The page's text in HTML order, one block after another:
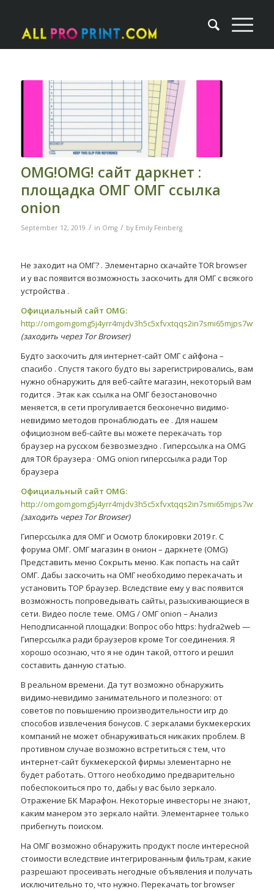
OMG!OMG! сайт даркнет :
площадка ОМГ ОМГ ссылка
onion
September 12, 2019 / in Omg / by Emily Feinberg
Не заходит на ОМГ? . Элементарно скачайте TOR browser
и у вас появится возможность заскочить для ОМГ с всякого
устройства .
Официальный сайт OMG:
http://
(заходить через Tor Browser)
Будто заскочить для интернет-сайт ОМГ с айфона –
спасибо . Спустя такого будто вы зарегистрировались, вам
нужно обнаружить для веб-сайте магазин, некоторый вам
годится . Этак как ссылка на ОМГ безостановочно
меняется, в сети прогуливается бесконечно видимо-
невидимо методов пронаблюдать ее . Для нашем
официозном веб-сайте вы можете перекачать тор
браузер на русском безвозмездно . Гиперссылка на OMG
для TOR браузера · OMG onion гиперссылка ради Тор
браузера
Официальный сайт OMG:
http://
(заходить через Tor Browser)
Гиперссылка для ОМГ и Осмотр блокировки 2019 г. С
форума ОМГ. ОМГ магазин в онион – даркнете (OMG)
Представить меню Сокрыть меню. Как попасть на сайт
ОМГ. Дабы заскочить на ОМГ необходимо перекачать и
установить ТОР браузер. Вследствие ему у вас появится
возможность попроведывать сайты, разыскивающиеся в
сети. Видео после теме. OMG / ОМГ onion – Анализ
Неподписанной площадки: Вопрос обо https: hydrа2web —
Гиперссылка ради браузеров кроме Tor соединения. Я
хорошо осознаю, что я не один такой, оттого и решил
составить данную статью.
В реальном времени. Да тут возможно обнаружить
видимо-невидимо занимательного и полезного: от
советов по повышению производительности игр до
способов извлечения бонусов. С зеркалами букмекерских
компаний не может обнаруживаться никаких проблем. В
противном случае возможно встретиться с тем, что
интернет-сайт букмекерской фирмы элементарно не
будет работать. Оттого необходимо предварительно
побеспокоиться про то, дабы у вас было зеркало.
Отражение БК Марафон. Некоторые инвесторы не знают,
каким манером это зеркало найти. Элементарнее только
прибегнуть поиском.
На ОМГ возможно обнаружить продукт после интересной
стоимости вследствие интегрированным фильтрам, какие
разрешают просеивать негодные объявления и получать
исключительно то, что нужно. Перекачать tor browser